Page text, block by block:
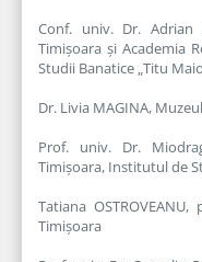
Conf. univ. Dr. Adrian
Timișoara și Academia
Studii Banatice „Titu
Dr. Livia MAGINA,
Prof. univ. Dr.
Timișoara, Institutul de
Tatiana
Timișoara